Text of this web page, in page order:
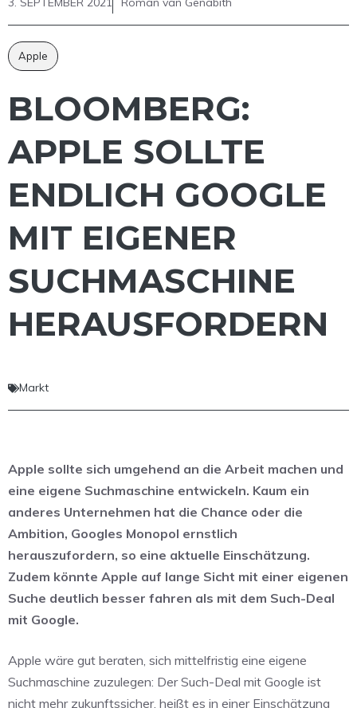
Apple
BLOOMBERG:
APPLE SOLLTE
ENDLICH GOOGLE
MIT EIGENER
SUCHMASCHINE
HERAUSFORDERN
Markt
Apple sollte sich umgehend an die Arbeit machen und
eine eigene Suchmaschine entwickeln. Kaum ein
anderes Unternehmen hat die Chance oder die
Ambition, Googles Monopol ernstlich
herauszufordern, so eine aktuelle Einschätzung.
Zudem könnte Apple auf lange Sicht mit einer eigenen
Suche deutlich besser fahren als mit dem Such-Deal
mit Google.
Apple wäre gut beraten, sich mittelfristig eine eigene
Suchmaschine zuzulegen: Der Such-Deal mit Google ist
nicht mehr zukunftssicher, heißt es in einer Einschätzung